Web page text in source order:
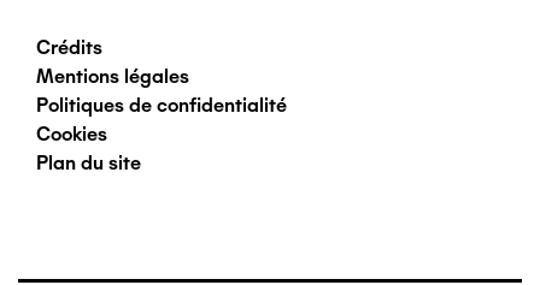
Pied
de
page
Crédits
Mentions légales
Politiques de confidentialité
Cookies
Plan du site